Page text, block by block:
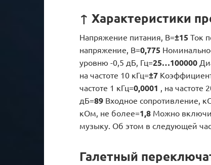
↑ Характеристики
Напряжение питания, В=±15 Ток
напряжение, В=0,775
уровню -0,5 дБ, Гц=25…100000
на частоте 10 кГц=±7
частоте 1 кГц=0,0001 , на частоте
дБ=89 Входное сопротивление,
кОм, не более=1,8 Можно
музыку. Об этом в следующей
Галетный